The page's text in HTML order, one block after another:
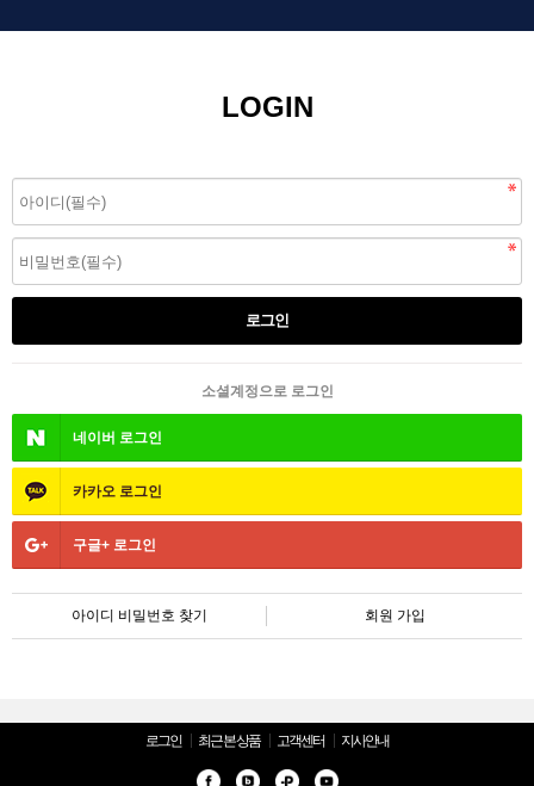
LOGIN
소셜계정으로 로그인
네이버 로그인
카카오 로그인
구글+ 로그인
아이디 비밀번호 찾기 회원 가입
로그인 최근 본 상품 고객센터 지사안내